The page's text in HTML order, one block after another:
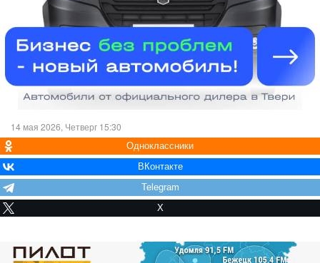
14 мая 2026, Четверг 15:30
Одноклассники
ВКонтакте
Telegram
X